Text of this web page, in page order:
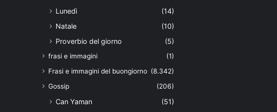
Lunedì
(14)
Natale
(10)
Proverbio del giorno
(5)
frasi e immagini
(1)
Frasi e immagini del buongiorno (8.342)
Gossip
(206)
Can Yaman (51)